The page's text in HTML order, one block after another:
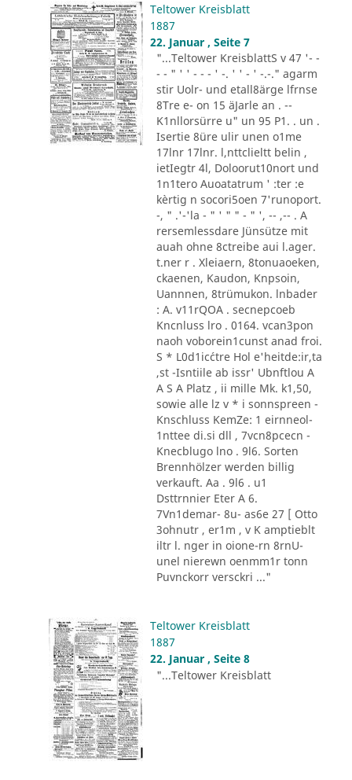
Teltower Kreisblatt
1887
22. Januar , Seite 7
"...Teltower KreisblattS v 47 '- -
- - " ' ' - - - ' -. ' ' - ' -.-." agarm
stir Uolr- und etall8ärge lfrnse
8Tre e- on 15 äJarle an . --
K1nllorsürre u" un 95 P1. . un .
Isertie 8üre ulir unen o1me
17lnr 17lnr. l,nttclieltt belin ,
ietIegtr 4l, Doloorut10nort und
1n1tero Auoatatrum ' :ter :e
kèrtig n socori5oen 7'runoport.
-, " .'-'la - " ' " " - " ', -- ,-- . A
rersemlessdare Jünsütze mit
auah ohne 8ctreibe aui l.ager.
t.ner r . Xleiaern, 8tonuaoeken,
ckaenen, Kaudon, Knpsoin,
Uannnen, 8trümukon. lnbader
: A. v11rQOA . secnepcoeb
Kncnluss lro . 0164. vcan3pon
naoh voborein1cunst anad froi.
S * L0d1ic´ctre Hol e'heitde:ir,ta
,st -Isntiile ab issr' Ubnftlou A
A S A Platz , ii mille Mk. k1,50,
sowie alle lz v * i sonnspreen -
Knschluss KemZe: 1 eirnneol-
1nttee di.si dll , 7vcn8pcecn -
Knecblugo lno . 9l6. Sorten
Brennhölzer werden billig
verkauft. Aa . 9l6 . u1
Dsttrnnier Eter A 6.
7Vn1demar- 8u- as6e 27 [ Otto
3ohnutr , er1m , v K amptieblt
iltr l. nger in oione-rn 8rnU-
unel nierewn oenmm1r tonn
Puvnckorr versckri ..."
Teltower Kreisblatt
1887
22. Januar , Seite 8
"...Teltower Kreisblatt